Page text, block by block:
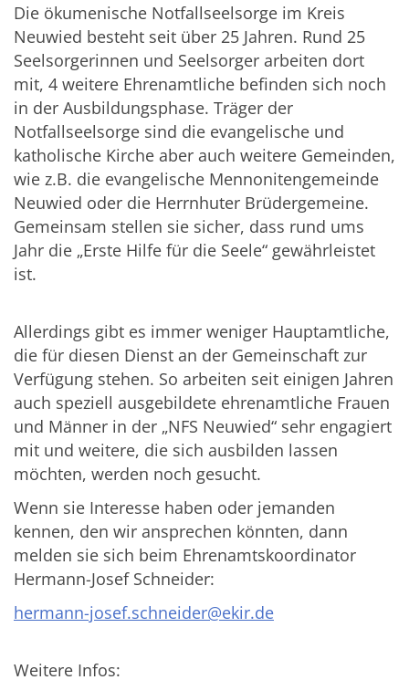
Die ökumenische Notfallseelsorge im Kreis
Neuwied besteht seit über 25 Jahren. Rund 25
Seelsorgerinnen und Seelsorger arbeiten dort
mit, 4 weitere Ehrenamtliche befinden sich noch
in der Ausbildungsphase. Träger der
Notfallseelsorge sind die evangelische und
katholische Kirche aber auch weitere Gemeinden,
wie z.B. die evangelische Mennonitengemeinde
Neuwied oder die Herrnhuter Brüdergemeine.
Gemeinsam stellen sie sicher, dass rund ums
Jahr die „Erste Hilfe für die Seele“ gewährleistet
ist.
Allerdings gibt es immer weniger Hauptamtliche,
die für diesen Dienst an der Gemeinschaft zur
Verfügung stehen. So arbeiten seit einigen Jahren
auch speziell ausgebildete ehrenamtliche Frauen
und Männer in der „NFS Neuwied“ sehr engagiert
mit und weitere, die sich ausbilden lassen
möchten, werden noch gesucht.
Wenn sie Interesse haben oder jemanden
kennen, den wir ansprechen könnten, dann
melden sie sich beim Ehrenamtskoordinator
Hermann-Josef Schneider:
hermann-josef.schneider@ekir.de
Weitere Infos: